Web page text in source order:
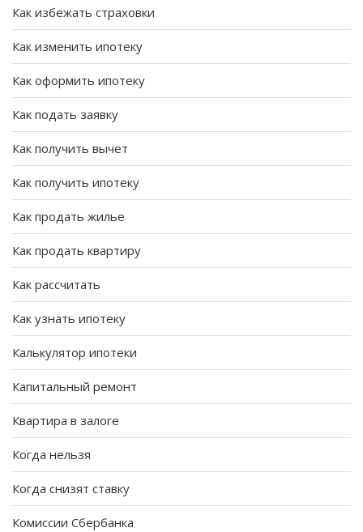
Как избежать страховки
Как изменить ипотеку
Как оформить ипотеку
Как подать заявку
Как получить вычет
Как получить ипотеку
Как продать жилье
Как продать квартиру
Как рассчитать
Как узнать ипотеку
Калькулятор ипотеки
Капитальный ремонт
Квартира в залоге
Когда нельзя
Когда снизят ставку
Комиссии Сбербанка